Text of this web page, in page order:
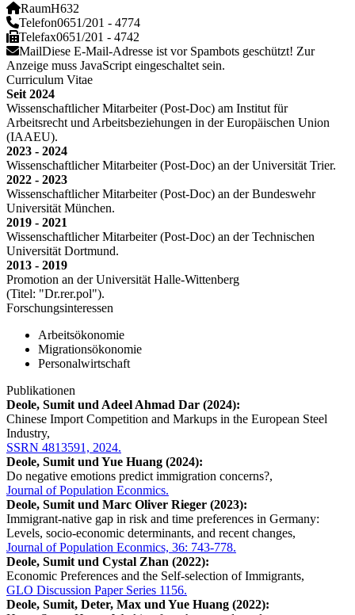
RaumH632
Telefon0651/201 - 4774
Telefax0651/201 - 4742
MailDiese E-Mail-Adresse ist vor Spambots geschützt! Zur
Anzeige muss JavaScript eingeschaltet sein.
Curriculum Vitae
Seit 2024
Wissenschaftlicher Mitarbeiter (Post-Doc) am Institut für
Arbeitsrecht und Arbeitsbeziehungen in der Europäischen Union
(IAAEU).
2023 - 2024
Wissenschaftlicher Mitarbeiter (Post-Doc) an der Universität Trier.
2022 - 2023
Wissenschaftlicher Mitarbeiter (Post-Doc) an der Bundeswehr
Universität München.
2019 - 2021
Wissenschaftlicher Mitarbeiter (Post-Doc) an der Technischen
Universität Dortmund.
2013 - 2019
Promotion an der Universität Halle-Wittenberg
(Titel: "Dr.rer.pol").
Forschungsinteressen
Arbeitsökonomie
Migrationsökonomie
Personalwirtschaft
Publikationen
Deole, Sumit und Adeel Ahmad Dar (2024):
Chinese Import Competition and Markups in the European Steel
Industry,
SSRN 4813591, 2024.
Deole, Sumit und Yue Huang (2024):
Do negative emotions predict immigration concerns?,
Journal of Population Econmics.
Deole, Sumit und Marc Oliver Rieger (2023):
Immigrant-native gap in risk and time preferences in Germany:
Levels, socio-economic determinants, and recent changes,
Journal of Population Econmics, 36: 743-778.
Deole, Sumit und Cystal Zhan (2022):
Economic Preferences and the Self-selection of Immigrants,
GLO Discussion Paper Series 1156.
Deole, Sumit, Deter, Max und Yue Huang (2022):